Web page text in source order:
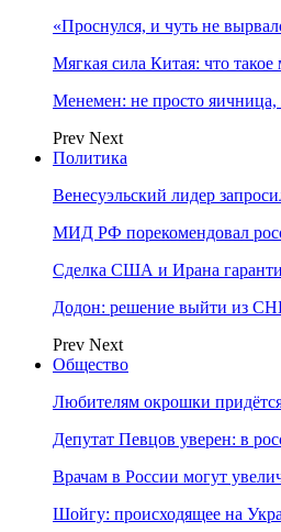
«Проснулся, и чуть не
Мягкая сила Китая: что
Менемен: не просто яичница,
Prev Next
Политика
Венесуэльский лидер
МИД РФ порекомендовал
Сделка США и Ирана
Додон: решение выйти из
Prev Next
Общество
Любителям окрошки
Депутат Певцов уверен: в
Врачам в России могут
Шойгу: происходящее на